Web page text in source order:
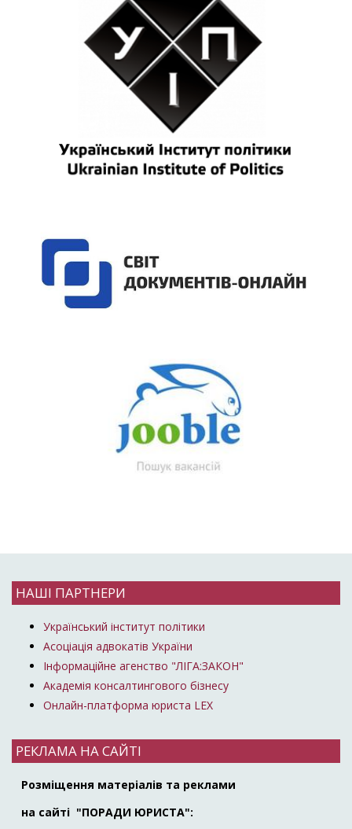
НАШІ ПАРТНЕРИ
Український інститут політики
Асоціація адвокатів України
Інформаційне агенство "ЛІГА:ЗАКОН"
Академія консалтингового бізнесу
Онлайн-платформа юриста LEX
РЕКЛАМА НА САЙТІ
Розміщення матеріалів та реклами
на сайті "ПОРАДИ ЮРИСТА":